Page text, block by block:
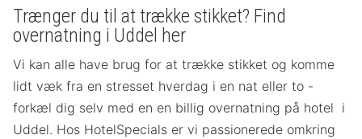
Trænger du til at trække stikket? Find
overnatning i Uddel her
Vi kan alle have brug for at trække stikket og komme
lidt væk fra en stresset hverdag i en nat eller to -
forkæl dig selv med en en billig overnatning på hotel i
Uddel. Hos HotelSpecials er vi passionerede omkring